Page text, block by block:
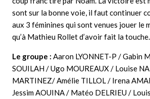
sont sur la bonne voie, il faut continuer
aux 3 féminines qui sont venues jouer le
qu’à Mathieu Rollet d’avoir fait la touche.
Le groupe : Aaron LYONNET-P / Gabin
SOUILAH / Ugo MOUREAUX / Louise
MARTINEZ/ Amélie TILLOL / Irena
Jessim AOUINA / Matéo DELRIEU /